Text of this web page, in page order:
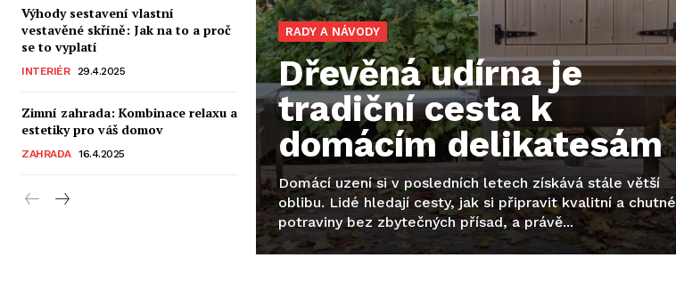
Výhody sestavení vlastní
vestavěné skříně: Jak na to a proč
se to vyplatí
INTERIÉR 29.4.2025
Zimní zahrada: Kombinace relaxu a
estetiky pro váš domov
ZAHRADA 16.4.2025
RADY A NÁVODY
Dřevěná udírna je
tradiční cesta k
domácím delikatesám
Domácí uzení si v posledních letech získává stále větší
oblibu. Lidé hledají cesty, jak si připravit kvalitní a chutné
potraviny bez zbytečných přísad, a právě...